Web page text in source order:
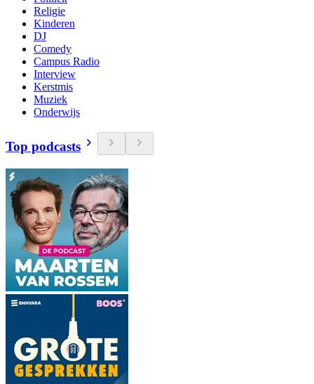
Religie
Kinderen
DJ
Comedy
Campus Radio
Interview
Kerstmis
Muziek
Onderwijs
Top podcasts